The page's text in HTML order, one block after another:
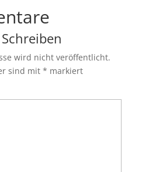
wird nicht veröffentlicht.
sind mit * markiert